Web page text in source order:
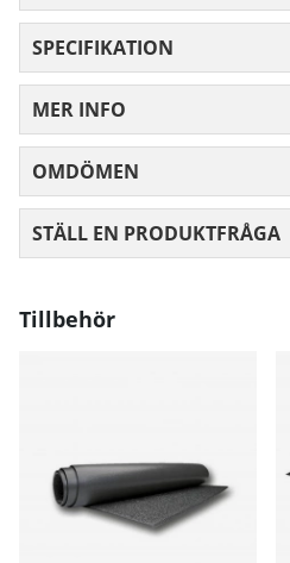
SPECIFIKATION
MER INFO
OMDÖMEN
STÄLL EN PRODUKTFRÅGA
Tillbehör